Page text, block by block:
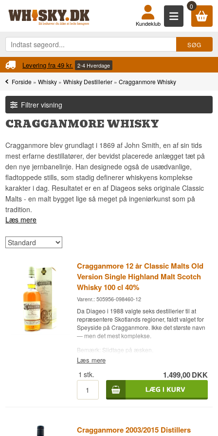
0
Kundeklub
fra 49 kr. 2-4 Hverdage
Forside »Whisky »Whisky Destillerier »Cragganmore Whisky
Filtrer visning
CRAGGANMORE WHISKY
Cragganmore blev grundlagt i 1869 af John Smith, en af sin tids
mest erfarne destillatører, der bevidst placerede anlægget tæt på
den nye jernbanelinje. Han designede også de usædvanlige,
fladtoppede stills, som stadig definerer whiskyens komplekse
karakter i dag. Resultatet er en af Diageos seks originale Classic
Malts - en malt bygget lige så meget på ingeniørkunst som på
tradition.
Læs mere
Cragganmore 12 år Classic Malts Old
Version Single Highland Malt Scotch
Whisky 100 cl 40%
Varenr.: 505956-098460-12
Da Diageo i 1988 valgte seks destillerier til at
repræsentere Skotlands regioner, faldt valget for
Speyside på Cragganmore. Ikke det største navn
— men det mest komplekse.
Bemærk: Slidtage på æsken.
Ekspertens beskrivelse
Cragganmore 12 år Classic Malts Old Version er
en Highland Malt Scotch Whisky lagret på ex-
bourbonfade og aftappet ved 40 % i en
serien i en ældre udgave, hvor etiketten stadig
Læs mere
1 stk. 1.499,00DKK
Cragganmore 2003/2015 Distillers